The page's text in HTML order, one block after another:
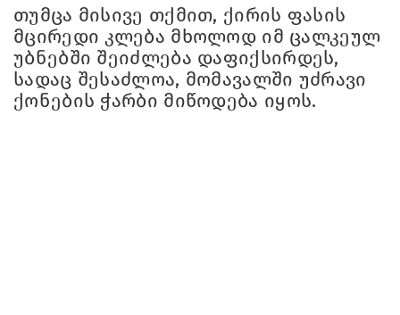
თუმცა მისივე თქმით, ქირის ფასის
მცირედი კლება მხოლოდ იმ ცალკეულ
უბნებში შეიძლება დაფიქსირდეს,
სადაც შესაძლოა, მომავალში უძრავი
ქონების ჭარბი მიწოდება იყოს.